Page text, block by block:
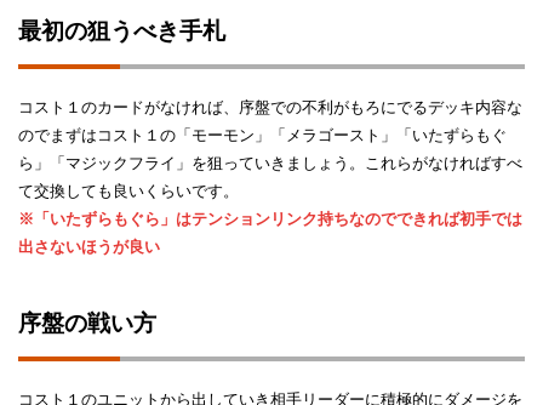
最初の狙うべき手札
コスト１のカードがなければ、序盤での不利がもろにでるデッキ内容な
のでまずはコスト１の「モーモン」「メラゴースト」「いたずらもぐ
ら」「マジックフライ」を狙っていきましょう。これらがなければすべ
て交換しても良いくらいです。
※「いたずらもぐら」はテンションリンク持ちなのでできれば初手では
出さないほうが良い
序盤の戦い方
コスト１のユニットから出していき相手リーダーに積極的にダメージを